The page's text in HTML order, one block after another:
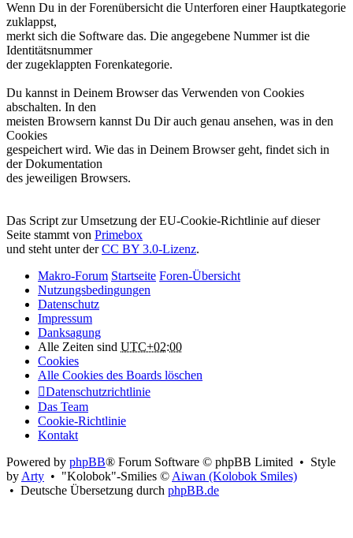
Wenn Du in der Forenübersicht die Unterforen einer Hauptkategorie
zuklappst,
merkt sich die Software das. Die angegebene Nummer ist die
Identitätsnummer
der zugeklappten Forenkategorie.
Du kannst in Deinem Browser das Verwenden von Cookies
abschalten. In den
meisten Browsern kannst Du Dir auch genau ansehen, was in den
Cookies
gespeichert wird. Wie das in Deinem Browser geht, findet sich in
der Dokumentation
des jeweiligen Browsers.
Das Script zur Umsetzung der EU-Cookie-Richtlinie auf dieser
Seite stammt von Primebox
und steht unter derCC BY 3.0-Lizenz.
Makro-Forum Startseite Foren-Übersicht
Nutzungsbedingungen
Datenschutz
Impressum
Danksagung
Alle Zeiten sind UTC+02:00
Cookies
Alle Cookies des Boards löschen
Datenschutzrichtlinie
Das Team
Cookie-Richtlinie
Kontakt
Powered by phpBB® Forum Software © phpBB Limited • Style
byArty • "Kolobok"-Smilies ©Aiwan (Kolobok Smiles)
• Deutsche Übersetzung durch phpBB.de